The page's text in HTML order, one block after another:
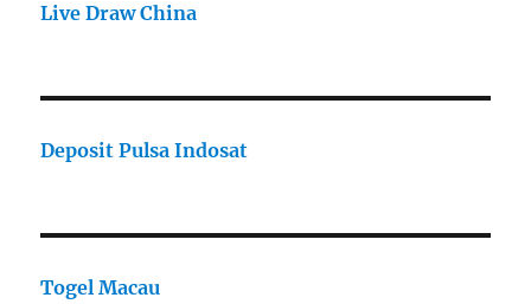
Live Draw China
Deposit Pulsa Indosat
Togel Macau